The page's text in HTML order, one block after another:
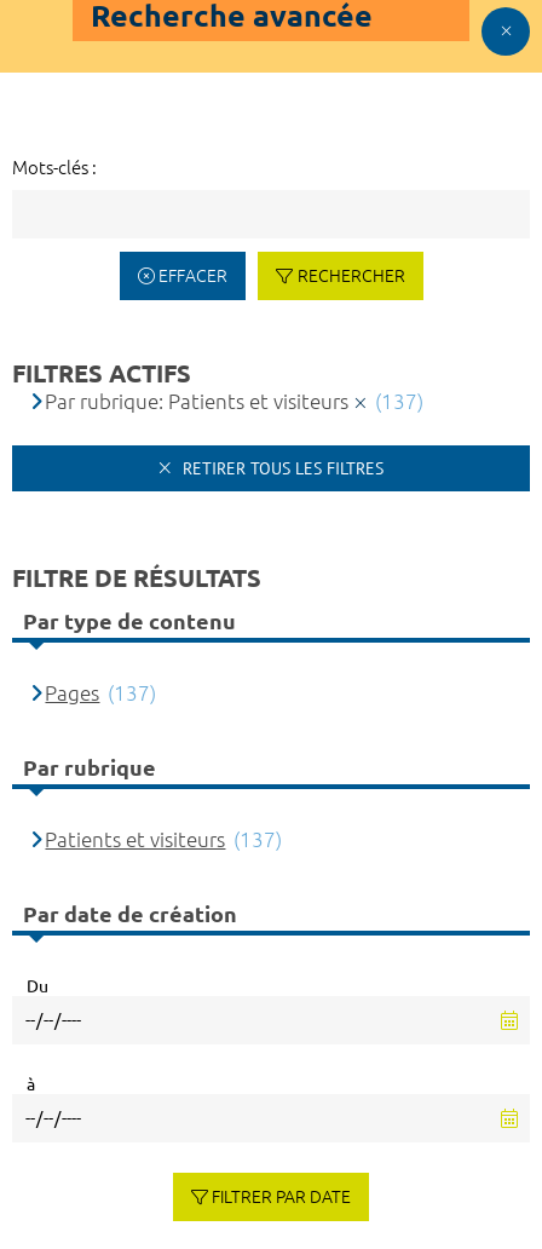
Recherche avancée
Mots-clés :
EFFACER RECHERCHER
FILTRES ACTIFS
Par rubrique: Patients et visiteurs (137)
RETIRER TOUS LES FILTRES
FILTRE DE RÉSULTATS
Par type de contenu
Pages (137)
Par rubrique
Patients et visiteurs (137)
Par date de création
Du
à
FILTRER PAR DATE